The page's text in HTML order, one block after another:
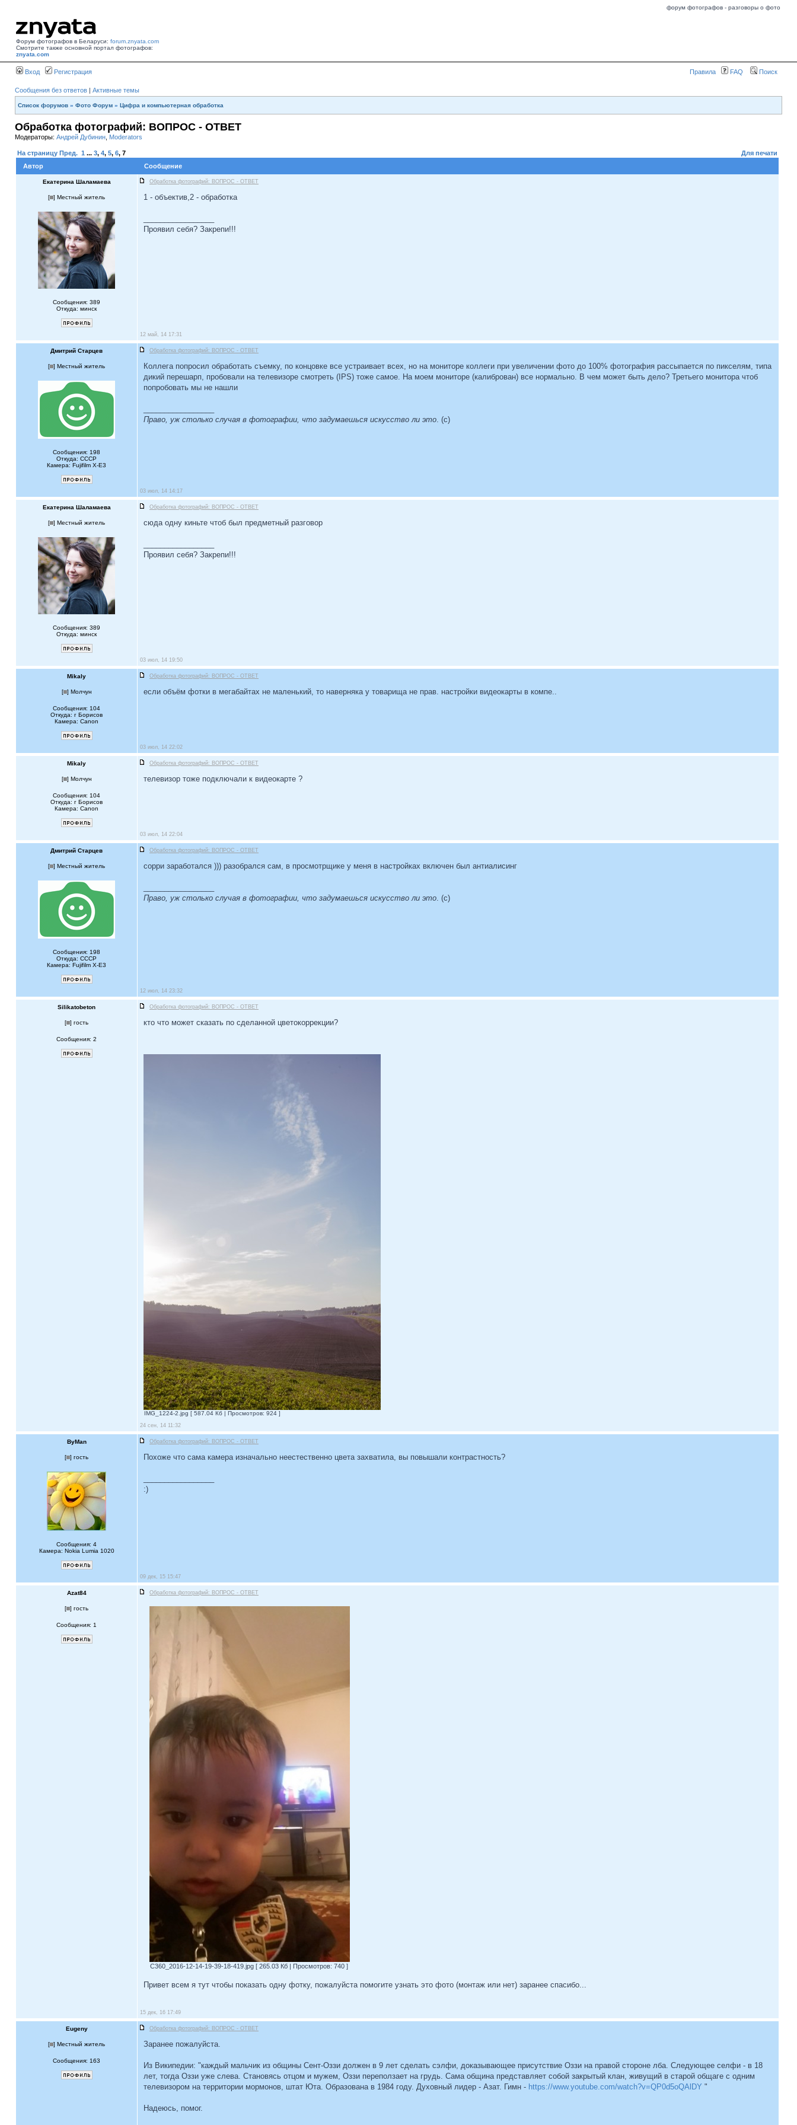
форум фотографов - разговоры о фото
Форум фотографов в Беларуси: forum.znyata.com
Смотрите также основной портал фотографов:
znyata.com
Вход Регистрация Правила FAQ Поиск
Сообщения без ответов | Активные темы
Список форумов » Фото Форум » Цифра и компьютерная обработка
Обработка фотографий: ВОПРОС - ОТВЕТ
Модераторы: Андрей Дубинин Moderators
На страницу Пред. 1 ... 3, 4, 5, 6, 7
Для печати
Автор
Сообщение
Екатерина Шаламаева Обработка фотографий: ВОПРОС - ОТВЕТ
[ ] Местный житель
Сообщения: 389
Откуда: минск
1 - объектив,2 - обработка
Проявил себя? Закрепи!!!
12 май, 14 17:31
Дмитрий Старцев Обработка фотографий: ВОПРОС - ОТВЕТ
[ ] Местный житель
Сообщения: 198
Откуда: СССР
Камера: Fujifilm X-Е3
Коллега попросил обработать съемку, по концовке все устраивает всех, но на мониторе коллеги при увеличении фото до 100% фотография рассыпается по пикселям, типа
дикий перешарп, пробовали на телевизоре смотреть (IPS) тоже самое. На моем мониторе (калиброван) все нормально. В чем может быть дело? Третьего монитора чтоб
попробовать мы не нашли
Право, уж столько случая в фотографии, что задумаешься искусство ли это. (с)
03 июл, 14 14:17
Екатерина Шаламаева Обработка фотографий: ВОПРОС - ОТВЕТ
[ ] Местный житель
Сообщения: 389
Откуда: минск
сюда одну киньте чтоб был предметный разговор
Проявил себя? Закрепи!!!
03 июл, 14 19:50
Mikaly Обработка фотографий: ВОПРОС - ОТВЕТ
[ ] Молчун
Сообщения: 104
Откуда: г Борисов
Камера: Canon
если объём фотки в мегабайтах не маленький, то наверняка у товарища не прав. настройки видеокарты в компе..
03 июл, 14 22:02
Mikaly Обработка фотографий: ВОПРОС - ОТВЕТ
[ ] Молчун
Сообщения: 104
Откуда: г Борисов
Камера: Canon
телевизор тоже подключали к видеокарте ?
03 июл, 14 22:04
Дмитрий Старцев Обработка фотографий: ВОПРОС - ОТВЕТ
[ ] Местный житель
Сообщения: 198
Откуда: СССР
Камера: Fujifilm X-Е3
сорри заработался ))) разобрался сам, в просмотрщике у меня в настройках включен был антиалисинг
Право, уж столько случая в фотографии, что задумаешься искусство ли это. (с)
12 июл, 14 23:32
Silikatobeton Обработка фотографий: ВОПРОС - ОТВЕТ
[ ] гость
Сообщения: 2
кто что может сказать по сделанной цветокоррекции?
IMG_1224-2.jpg [ 587.04 Кб | Просмотров: 924 ]
24 сен, 14 11:32
ByMan Обработка фотографий: ВОПРОС - ОТВЕТ
[ ] гость
Сообщения: 4
Камера: Nokia Lumia 1020
Похоже что сама камера изначально неестественно цвета захватила, вы повышали контрастность?
:)
09 дек, 15 15:47
Azat84 Обработка фотографий: ВОПРОС - ОТВЕТ
[ ] гость
Сообщения: 1
C360_2016-12-14-19-39-18-419.jpg [ 265.03 Кб | Просмотров: 740 ]
Привет всем я тут чтобы показать одну фотку, пожалуйста помогите узнать это фото (монтаж или нет) заранее спасибо...
15 дек, 16 17:49
Eugeny Обработка фотографий: ВОПРОС - ОТВЕТ
[ ] Местный житель
Сообщения: 163
Заранее пожалуйста.
Из Википедии: "каждый мальчик из общины Сент-Оззи должен в 9 лет сделать сэлфи, доказывающее присутствие Оззи на правой стороне лба. Следующее селфи - в 18
лет, тогда Оззи уже слева. Становясь отцом и мужем, Оззи переползает на грудь. Сама община представляет собой закрытый клан, живущий в старой общаге с одним
телевизором на территории мормонов, штат Юта. Образована в 1984 году. Духовный лидер - Азат. Гимн - https://www.youtube.com/watch?v=QP0d5oQAlDY "
Надеюсь, помог.